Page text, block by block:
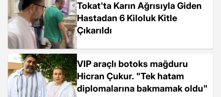
Tokat'ta Karın Ağrısıyla Giden
Hastadan 6 Kiloluk Kitle
Çıkarıldı
VIP araçlı botoks mağduru
Hicran Çukur. "Tek hatam
diplomalarına bakmamak oldu"